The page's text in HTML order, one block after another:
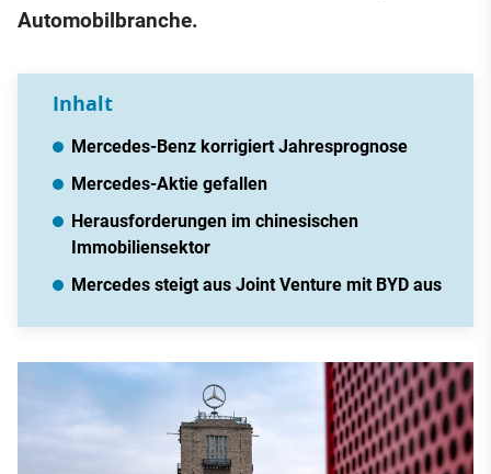
Automobilbranche.
Inhalt
Mercedes-Benz korrigiert Jahresprognose
Mercedes-Aktie gefallen
Herausforderungen im chinesischen
Immobiliensektor
Mercedes steigt aus Joint Venture mit BYD aus